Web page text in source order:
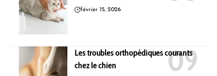
février 15, 2026
Les troubles orthopédiques courants
chez le chien